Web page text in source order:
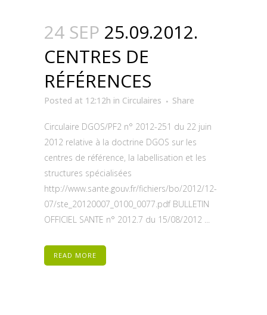
24 SEP 25.09.2012.
CENTRES DE
RÉFÉRENCES
Posted at 12:12h in Circulaires Share
Circulaire DGOS/PF2 n° 2012-251 du 22 juin
2012 relative à la doctrine DGOS sur les
centres de référence, la labellisation et les
structures spécialisées
http://www.sante.gouv.fr/fichiers/bo/2012/12-
07/ste_20120007_0100_0077.pdf BULLETIN
OFFICIEL SANTE n° 2012.7 du 15/08/2012 ...
READ MORE